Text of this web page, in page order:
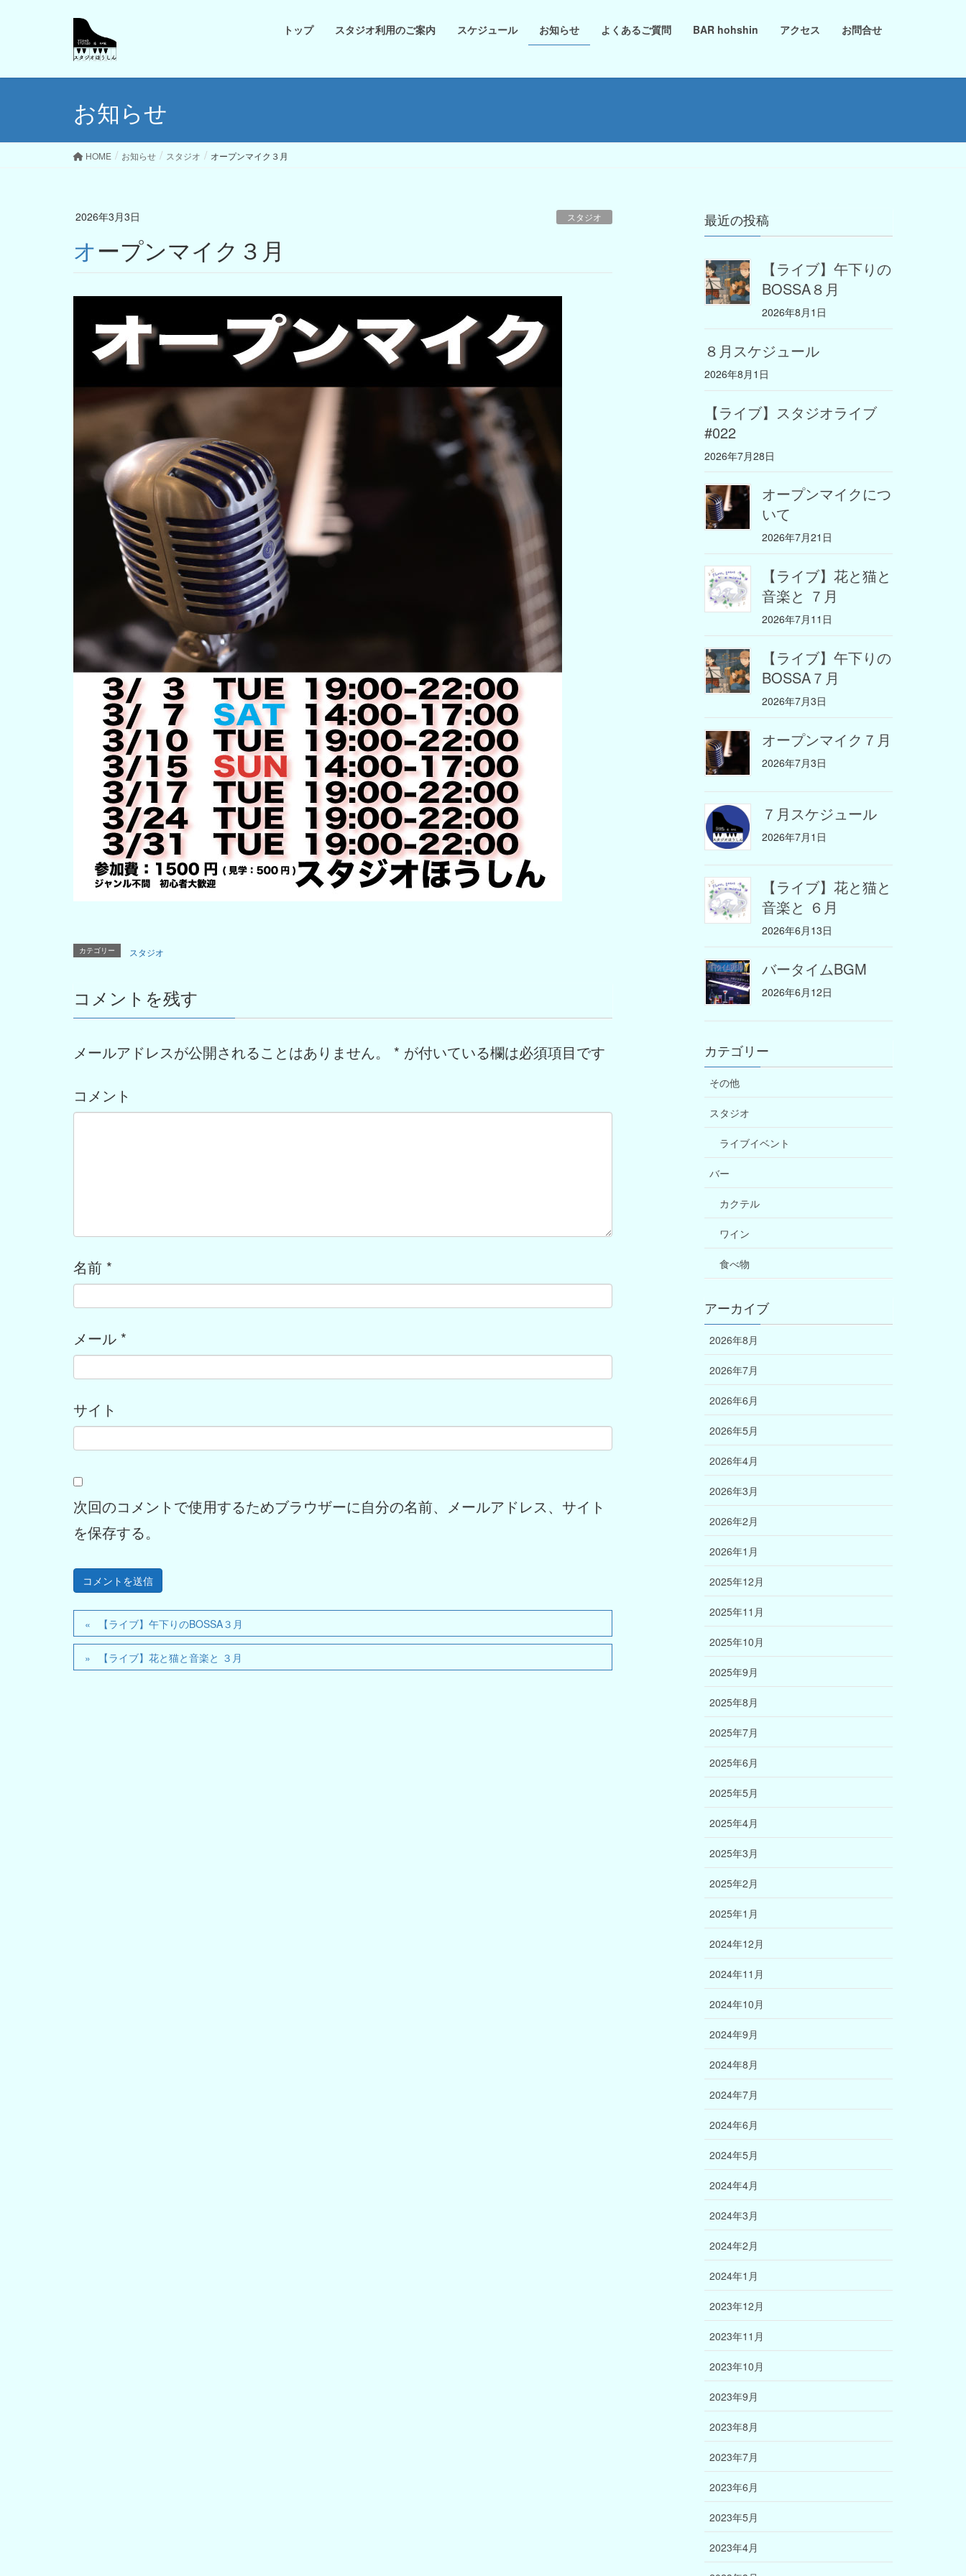
トップ スタジオ利用のご案内 スケジュール お知らせ よくあるご質問 BAR hohshin アクセス お問合せ
お知らせ
HOME お知らせ スタジオ オープンマイク３月
2026年3月3日 スタジオ
オープンマイク３月
カテゴリー スタジオ
コメントを残す
メールアドレスが公開されることはありません。 * が付いている欄は必須項目です
コメント
名前 *
メール *
サイト
次回のコメントで使用するためブラウザーに自分の名前、メールアドレス、サイト
を保存する。
【ライブ】午下りのBOSSA３月
【ライブ】花と猫と音楽と ３月
最近の投稿
【ライブ】午下りの
BOSSA８月
2026年8月1日
８月スケジュール
2026年8月1日
【ライブ】スタジオライブ
#022
2026年7月28日
オープンマイクにつ
いて
2026年7月21日
【ライブ】花と猫と
音楽と ７月
2026年7月11日
【ライブ】午下りの
BOSSA７月
2026年7月3日
オープンマイク７月
2026年7月3日
７月スケジュール
2026年7月1日
【ライブ】花と猫と
音楽と ６月
2026年6月13日
バータイムBGM
2026年6月12日
カテゴリー
その他
スタジオ
ライブイベント
バー
カクテル
ワイン
食べ物
アーカイブ
2026年8月
2026年7月
2026年6月
2026年5月
2026年4月
2026年3月
2026年2月
2026年1月
2025年12月
2025年11月
2025年10月
2025年9月
2025年8月
2025年7月
2025年6月
2025年5月
2025年4月
2025年3月
2025年2月
2025年1月
2024年12月
2024年11月
2024年10月
2024年9月
2024年8月
2024年7月
2024年6月
2024年5月
2024年4月
2024年3月
2024年2月
2024年1月
2023年12月
2023年11月
2023年10月
2023年9月
2023年8月
2023年7月
2023年6月
2023年5月
2023年4月